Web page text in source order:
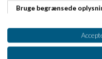
Bruge begrænsede
Oprette profiler til
Bruge profiler til at vælge